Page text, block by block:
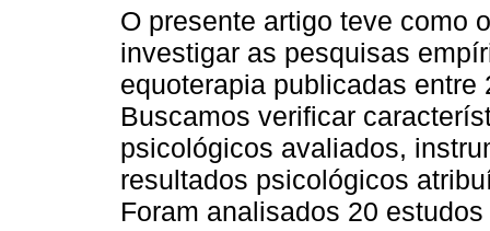
O presente artigo teve como
investigar as pesquisas
equoterapia publicadas entre
Buscamos verificar
psicológicos avaliados,
resultados psicológicos
Foram analisados 20